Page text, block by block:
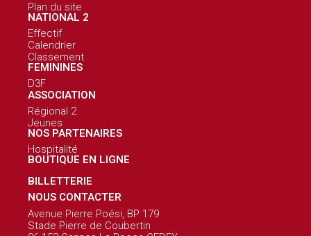
Plan du site
NATIONAL 2
Effectif
Calendrier
Classement
FEMININES
D3F
ASSOCIATION
Régional 2
Jeunes
NOS PARTENAIRES
Hospitalité
BOUTIQUE EN LIGNE
BILLETTERIE
NOUS CONTACTER
Avenue Pierre Poési, BP 179
Stade Pierre de Coubertin